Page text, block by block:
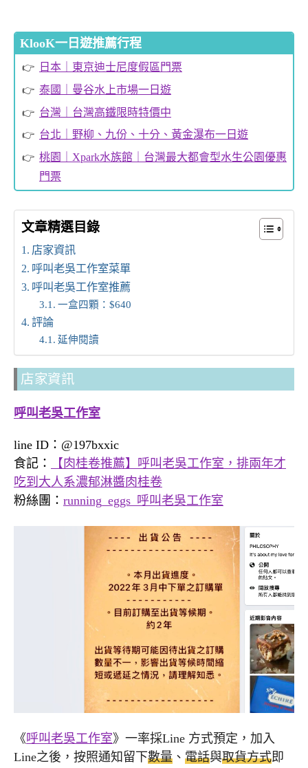
KlooK一日遊推薦行程
日本｜東京迪士尼度假區門票
泰國｜曼谷水上市場一日遊
台灣｜台灣高鐵限時特價中
台北｜野柳、九份、十分、黃金瀑布一日遊
桃園｜Xpark水族館｜台灣最大都會型水生公園優惠
門票
文章精選目錄
店家資訊
呼叫老吳工作室菜單
呼叫老吳工作室推薦
一盒四顆：$640
評論
延伸閱讀
店家資訊
呼叫老吳工作室
line ID：@197bxxic
食記：
【肉桂卷推薦】呼叫老吳工作室，排兩年才
吃到大人系濃郁淋醬肉桂卷
粉絲團： running_eggs_呼叫老吳工作室
《呼叫老吳工作室》一率採Line 方式預定，加入
Line之後，按照通知留下數量 、 電話與取貨方式即